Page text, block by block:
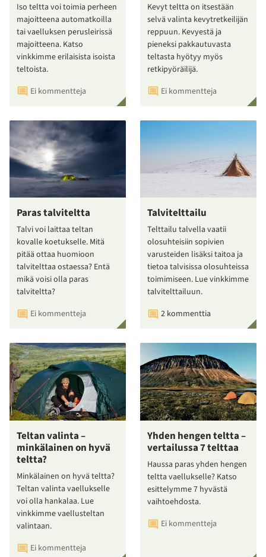
Iso teltta voi toimia perheen
majoitteena automatkoilla
tai vaelluksen perusleirissä
majoitteena. Katso
vinkkimme erilaisista isoista
teltoista.
Ei kommentteja
Kevyt teltta on itsestään
selvä valinta kevytretkeilijän
reppuun. Kevyestä ja
pieneksi pakkautuvasta
teltasta hyötyy myös
retkipyöräilijä.
Ei kommentteja
Paras talviteltta
Talvi voi laittaa teltan
kovalle koetukselle. Mitä
pitää ottaa huomioon
talvitelttaa ostaessa? Entä
mikä voisi olla paras
talviteltta?
Ei kommentteja
Talvitelttailu
Telttailu talvella vaatii
olosuhteisiin sopivien
varusteiden lisäksi taitoa ja
tietoa talvisissa olosuhteissa
toimimiseen. Lue vinkkimme
talvitelttailuun.
2 kommenttia
Teltan valinta –
minkälainen on hyvä
teltta?
Minkälainen on hyvä teltta?
Teltan valinta vaellukselle
voi olla hankalaa. Lue
vinkkimme vaellusteltan
valintaan.
Ei kommentteja
Yhden hengen teltta –
vertailussa 7 telttaa
Haussa paras yhden hengen
teltta vaellukselle? Katso
esittelymme 7 hyvästä
vaihtoehdosta.
Ei kommentteja